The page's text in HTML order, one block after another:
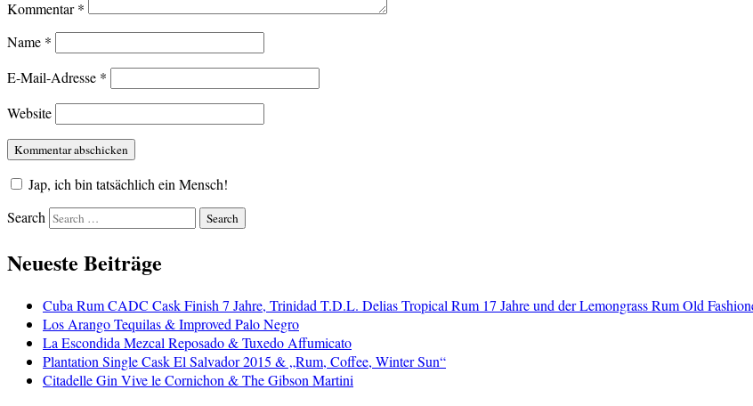
Kommentar*
Name *
E-Mail-Adresse *
Website
Jap, ich bin tatsächlich ein Mensch!
Search
Neueste Beiträge
Cuba Rum CADC Cask Finish 7 Jahre, Trinidad T.D.L. Delias Tropical Rum 17 Jahre und der Lemongrass Rum Old
Los Arango Tequilas & Improved Palo Negro
La Escondida Mezcal Reposado & Tuxedo Affumicato
Plantation Single Cask El Salvador 2015 & „Rum, Coffee, Winter Sun“
Citadelle Gin Vive le Cornichon & The Gibson Martini